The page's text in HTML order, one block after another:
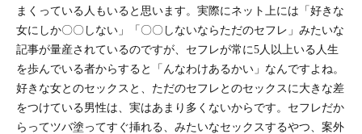
まくっている人もいると思います。実際にネット上には「好きな
女にしか〇〇しない」「〇〇しないならただのセフレ」みたいな
記事が量産されているのですが、セフレが常に5人以上いる人生
を歩んでいる者からすると「んなわけあるかい」なんですよね。
好きな女とのセックスと、ただのセフレとのセックスに大きな差
をつけている男性は、実はあまり多くないからです。セフレだか
らってツバ塗ってすぐ挿れる、みたいなセックスするやつ、案外